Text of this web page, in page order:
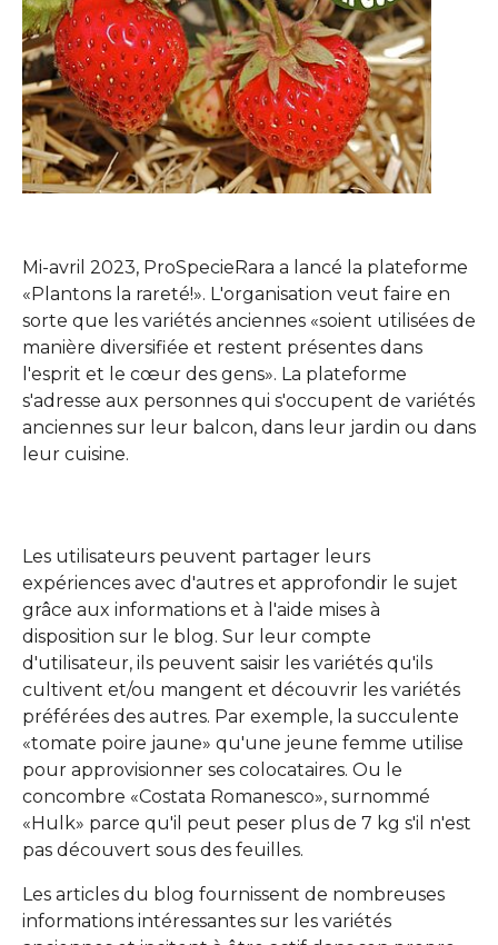
Mi-avril 2023, ProSpecieRara a lancé la plateforme
«Plantons la rareté!». L'organisation veut faire en
sorte que les variétés anciennes «soient utilisées de
manière diversifiée et restent présentes dans
l'esprit et le cœur des gens». La plateforme
s'adresse aux personnes qui s'occupent de variétés
anciennes sur leur balcon, dans leur jardin ou dans
leur cuisine.
Les utilisateurs peuvent partager leurs
expériences avec d'autres et approfondir le sujet
grâce aux informations et à l'aide mises à
disposition sur le blog. Sur leur compte
d'utilisateur, ils peuvent saisir les variétés qu'ils
cultivent et/ou mangent et découvrir les variétés
préférées des autres. Par exemple, la succulente
«tomate poire jaune» qu'une jeune femme utilise
pour approvisionner ses colocataires. Ou le
concombre «Costata Romanesco», surnommé
«Hulk» parce qu'il peut peser plus de 7 kg s'il n'est
pas découvert sous des feuilles.
Les articles du blog fournissent de nombreuses
informations intéressantes sur les variétés